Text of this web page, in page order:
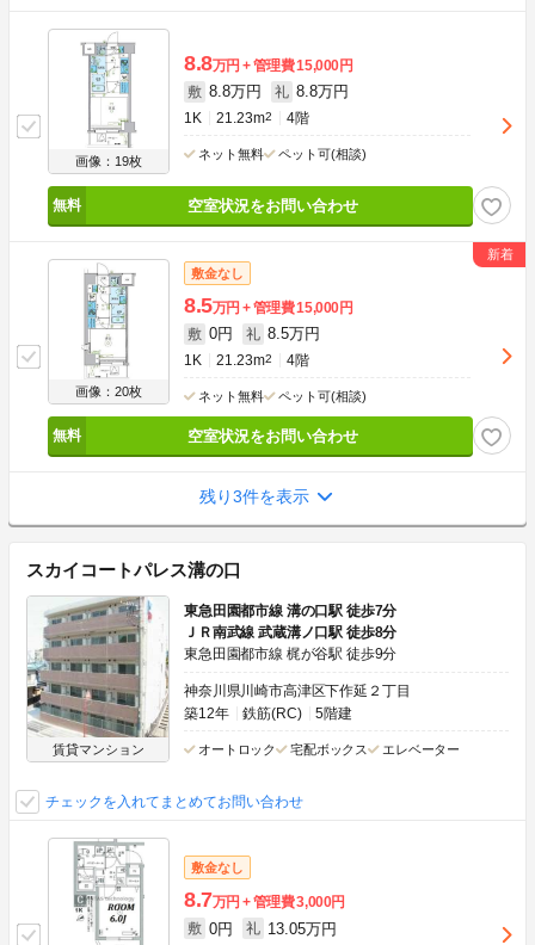
画像：19枚
8.8万円 管理費15,000円
敷 8.8万円 礼 8.8万円
1K 21.23m2 4階
ネット無料 ペット可(相談)
空室状況をお問い合わせ
画像：20枚
敷金なし
8.5万円 管理費15,000円
敷 0円 礼 8.5万円
1K 21.23m2 4階
ネット無料 ペット可(相談)
空室状況をお問い合わせ
残り3件を表示
スカイコートパレス溝の口
賃貸マンション
東急田園都市線 溝の口駅 徒歩7分
ＪＲ南武線 武蔵溝ノ口駅 徒歩8分
東急田園都市線 梶が谷駅 徒歩9分
神奈川県川崎市高津区下作延２丁目
築12年
鉄筋(RC) 5階建
オートロック 宅配ボックス エレベーター
チェックを入れてまとめてお問い合わせ
敷金なし
8.7万円 管理費3,000円
敷 0円 礼 13.05万円